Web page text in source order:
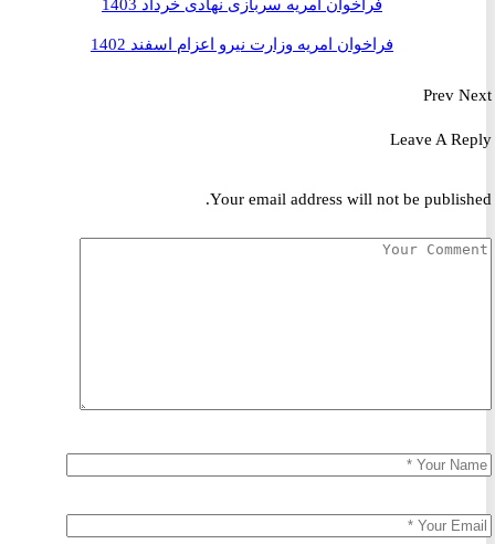
فراخوان امریه سربازی نهادی خرداد 1403
فراخوان امریه وزارت نیرو اعزام اسفند 1402
Prev
Leave A
Your email address will not be